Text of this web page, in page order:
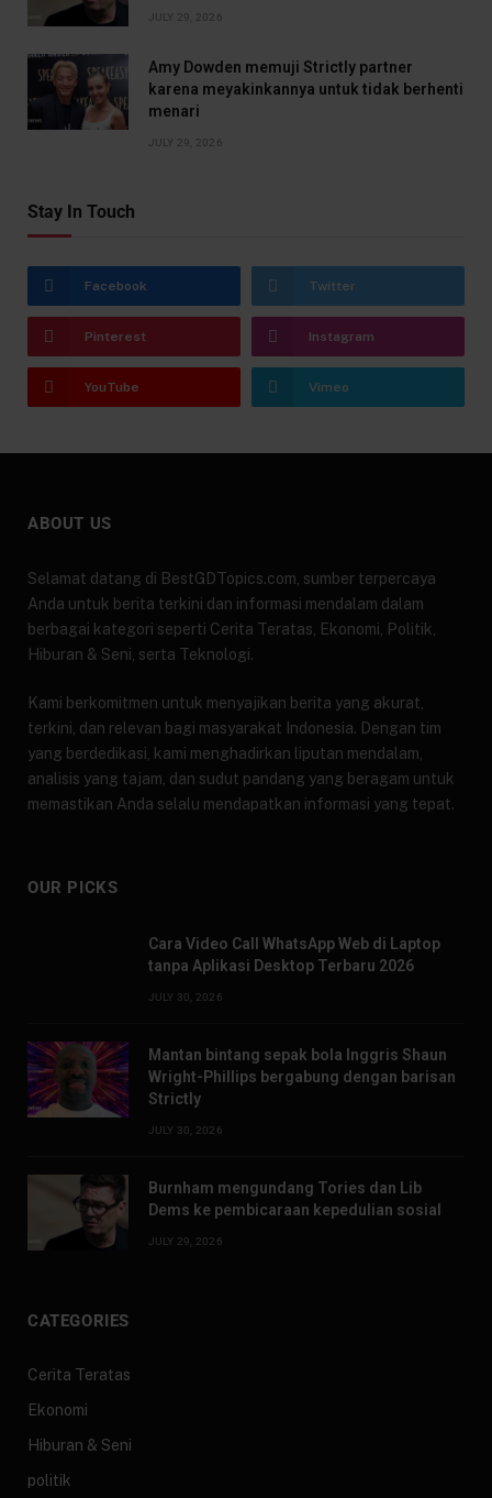
JULY 29, 2026
Amy Dowden memuji Strictly partner
karena meyakinkannya untuk tidak berhenti
menari
JULY 29, 2026
Stay In Touch
Facebook Twitter
Pinterest Instagram
YouTube Vimeo
ABOUT US
Selamat datang di BestGDTopics.com, sumber terpercaya
Anda untuk berita terkini dan informasi mendalam dalam
berbagai kategori seperti Cerita Teratas, Ekonomi, Politik,
Hiburan & Seni, serta Teknologi.
Kami berkomitmen untuk menyajikan berita yang akurat,
terkini, dan relevan bagi masyarakat Indonesia. Dengan tim
yang berdedikasi, kami menghadirkan liputan mendalam,
analisis yang tajam, dan sudut pandang yang beragam untuk
memastikan Anda selalu mendapatkan informasi yang tepat.
OUR PICKS
Cara Video Call WhatsApp Web di Laptop
tanpa Aplikasi Desktop Terbaru 2026
JULY 30, 2026
Mantan bintang sepak bola Inggris Shaun
Wright-Phillips bergabung dengan barisan
Strictly
JULY 30, 2026
Burnham mengundang Tories dan Lib
Dems ke pembicaraan kepedulian sosial
JULY 29, 2026
CATEGORIES
Cerita Teratas
Ekonomi
Hiburan & Seni
politik